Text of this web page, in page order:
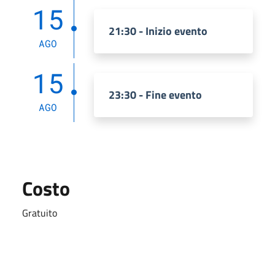
15
AGO
21:30 - Inizio evento
15
AGO
23:30 - Fine evento
Costo
Gratuito